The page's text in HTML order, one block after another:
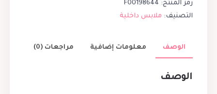
رمز المنتج: F00198644
التصنيف: ملابس داخلية
الوصف معلومات إضافية مراجعات (0)
الوصف